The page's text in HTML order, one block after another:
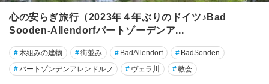
コ
ヘ
ム
心の安らぎ旅行（2023年４年ぶりのドイツ♪Bad
Sooden-Allendorfバートゾーデンア...
# 木組みの建物 #街並み # BadAllendorf # BadSonden
#バートゾンデンアレンドルフ # ヴェラ川 #教会